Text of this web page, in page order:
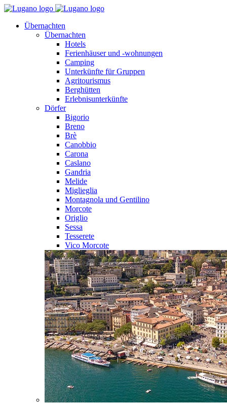
Übernachten
Übernachten
Hotels
Ferienhäuser und -wohnungen
Camping
Unterkünfte für Gruppen
Agritourismus
Berghütten
Erlebnisunterkünfte
Dörfer
Bigorio
Breno
Brè
Canobbio
Carona
Caslano
Gandria
Melide
Miglieglia
Montagnola und Gentilino
Morcote
Origlio
Sessa
Tesserete
Vico Morcote